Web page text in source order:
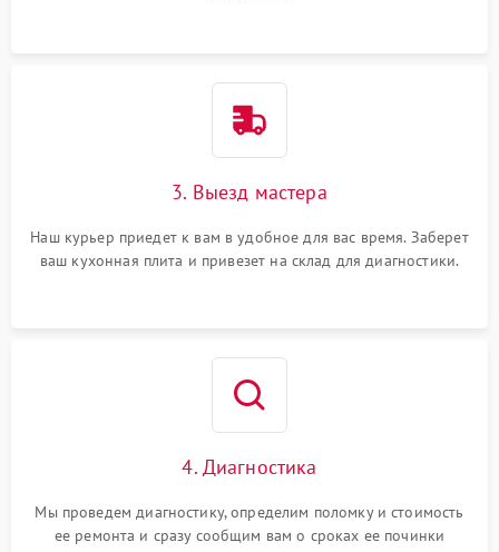
3. Выезд мастера
Наш курьер приедет к вам в удобное для вас время. Заберет
ваш кухонная плита и привезет на склад для диагностики.
4. Диагностика
Мы проведем диагностику, определим поломку и стоимость
ее ремонта и сразу сообщим вам о сроках ее починки